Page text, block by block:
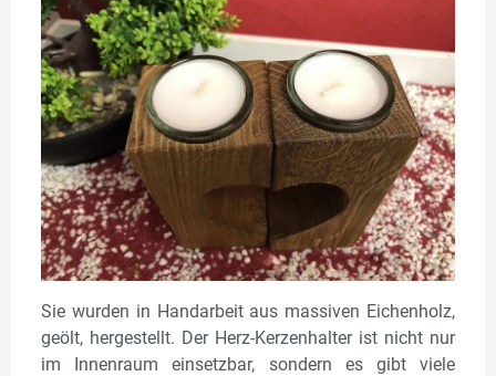
Sie wurden in Handarbeit aus massiven Eichenholz,
geölt, hergestellt. Der Herz-Kerzenhalter ist nicht nur
im Innenraum einsetzbar, sondern es gibt viele